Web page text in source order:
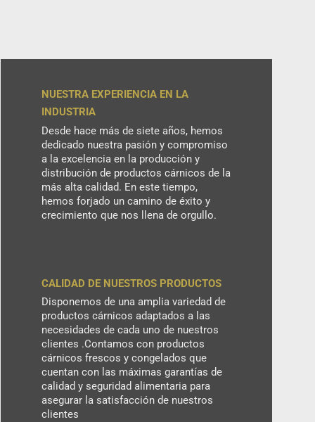
NUESTRA EXPERIENCIA EN LA
INDUSTRIA
Desde hace más de siete años, hemos
dedicado nuestra pasión y compromiso
a la excelencia en la producción y
distribución de productos cárnicos de la
más alta calidad. En este tiempo,
hemos forjado un camino de éxito y
crecimiento que nos llena de orgullo.
CALIDAD DE NUESTROS PRODUCTOS
Disponemos de una amplia variedad de
productos cárnicos adaptados a las
necesidades de cada uno de nuestros
clientes .Contamos con productos
cárnicos frescos y congelados que
cuentan con las máximas garantías de
calidad y seguridad alimentaria para
asegurar la satisfacción de nuestros
clientes